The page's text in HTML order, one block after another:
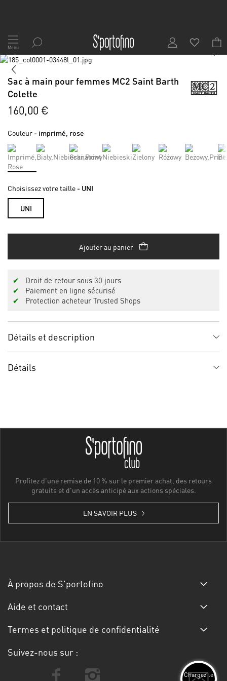
Allez
au
contenu
Menu
Skip
the
end
the
images
1/10
Skip
the
beginning
gallery
Sac à main pour femmes MC2 Saint Barth
Colette
160,00 €
Couleur - imprimé, rose
Choisissez votre taille - UNI
UNI
Ajouter au panier
✔
Droit de retour sous 30 jours
✔
Paiement en ligne sécurisé
✔
Protection acheteur Trusted Shops
Détails et description
Détails
Profitez d'une remise de 10 % sur le premier achat, des retours
gratuits et d'un accès anticipé aux actions spéciales.
EN SAVOIR PLUS
À propos de S'portofino
Aide et contact
Termes et politique de confidentialité
Suivez-nous sur :
Chargez le